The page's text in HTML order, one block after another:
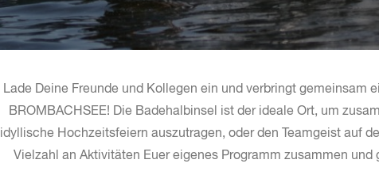
Lade Deine Freunde und Kollegen ein und verbringt gemeinsam
BROMBACHSEE! Die Badehalbinsel ist der ideale Ort, um
idyllische Hochzeitsfeiern auszutragen, oder den Teamgeist auf
Vielzahl an Aktivitäten Euer eigenes Programm zusammen und